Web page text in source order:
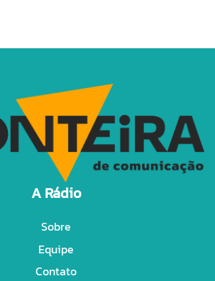
A Rádio
Sobre
Equipe
Contato